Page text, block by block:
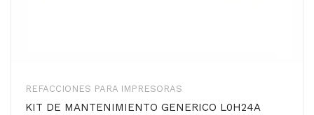
REFACCIONES PARA IMPRESORAS
KIT DE MANTENIMIENTO GENERICO L0H24A